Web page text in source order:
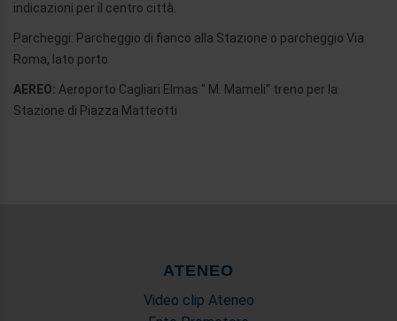
indicazioni per il centro città.
Parcheggi: Parcheggio di fianco alla Stazione o parcheggio Via
Roma, lato porto
AEREO: Aeroporto Cagliari Elmas “ M. Mameli” treno per la
Stazione di Piazza Matteotti
ATENEO
Video clip Ateneo